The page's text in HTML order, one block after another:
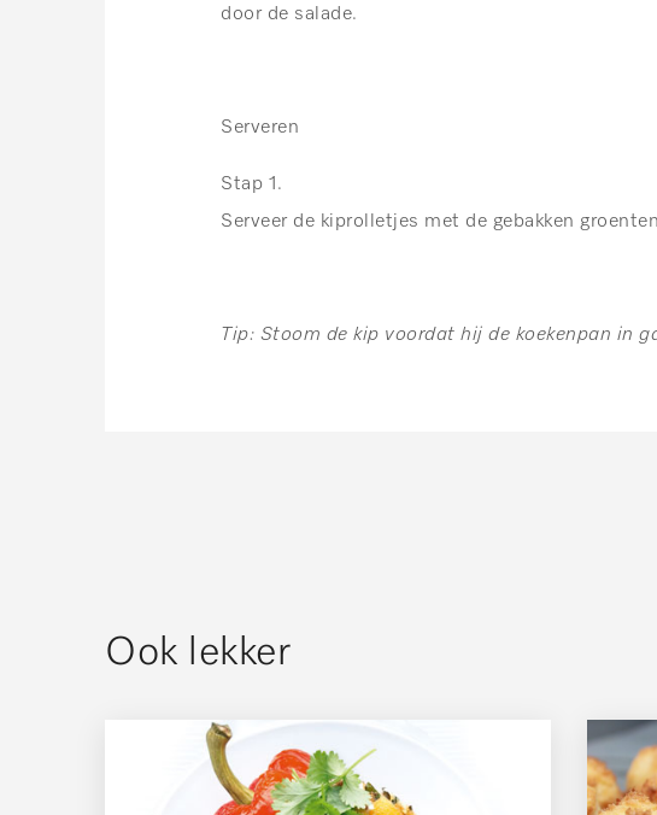
door de salade.
Serveren
Stap 1.
Serveer de kiprolletjes met de gebakken
Tip: Stoom de kip voordat hij de koekenpan in
Ook lekker